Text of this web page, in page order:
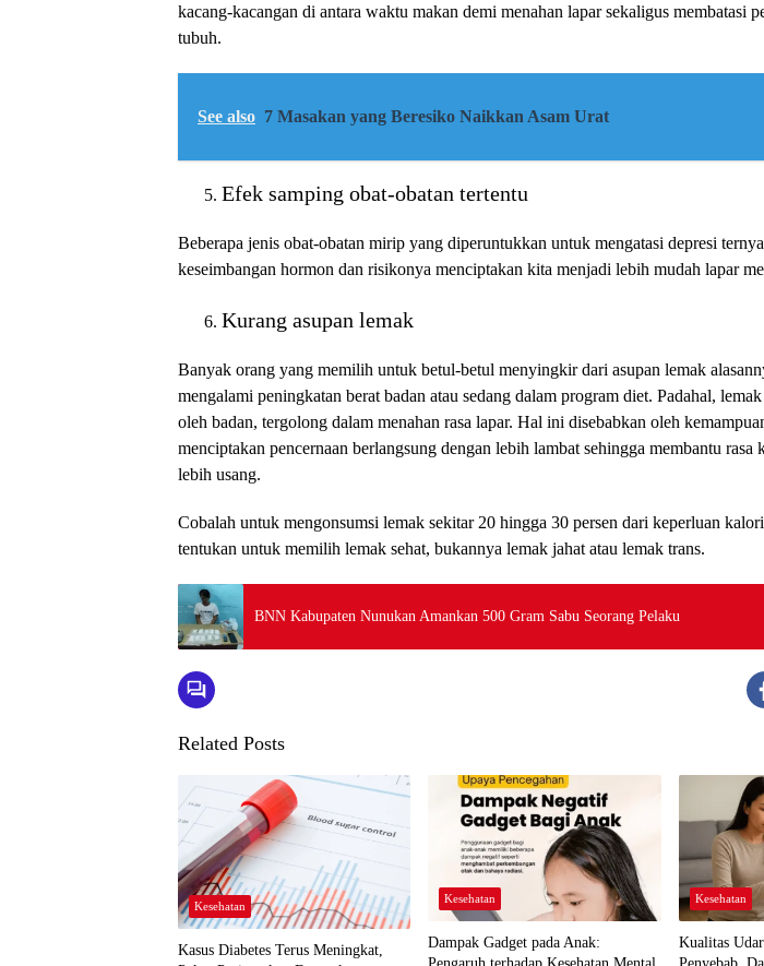
kacang-kacangan di antara waktu makan demi menahan lapar sekaligus membatasi
tubuh.
See also 7 Masakan yang Beresiko Naikkan Asam Urat
Efek samping obat-obatan tertentu
Beberapa jenis obat-obatan mirip yang diperuntukkan untuk mengatasi depresi
keseimbangan hormon dan risikonya menciptakan kita menjadi lebih mudah lapar
Kurang asupan lemak
Banyak orang yang memilih untuk betul-betul menyingkir dari asupan lemak
mengalami peningkatan berat badan atau sedang dalam program diet. Padahal,
oleh badan, tergolong dalam menahan rasa lapar. Hal ini disebabkan oleh
menciptakan pencernaan berlangsung dengan lebih lambat sehingga membantu rasa
lebih usang.
Cobalah untuk mengonsumsi lemak sekitar 20 hingga 30 persen dari keperluan
tentukan untuk memilih lemak sehat, bukannya lemak jahat atau lemak trans.
BNN Kabupaten Nunukan Amankan 500 Gram Sabu Seorang Pelaku
Related Posts
Kesehatan
Kasus Diabetes Terus Meningkat,
Kesehatan
Dampak Gadget pada Anak:
Kesehatan
Kualitas